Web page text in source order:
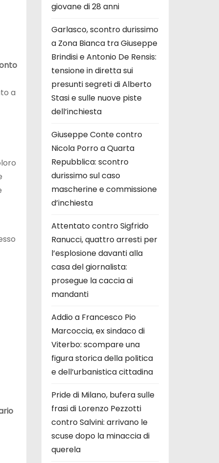
a
giovane di 28 anni
Garlasco, scontro durissimo
a Zona Bianca tra Giuseppe
Brindisi e Antonio De Rensis:
tensione in diretta sui
presunti segreti di Alberto
Stasi e sulle nuove piste
dell’inchiesta
Giuseppe Conte contro
Nicola Porro a Quarta
Repubblica: scontro
durissimo sul caso
mascherine e commissione
d’inchiesta
Attentato contro Sigfrido
Ranucci, quattro arresti per
l’esplosione davanti alla
casa del giornalista:
prosegue la caccia ai
mandanti
Addio a Francesco Pio
Marcoccia, ex sindaco di
Viterbo: scompare una
figura storica della politica
e dell’urbanistica cittadina
Pride di Milano, bufera sulle
frasi di Lorenzo Pezzotti
contro Salvini: arrivano le
scuse dopo la minaccia di
querela